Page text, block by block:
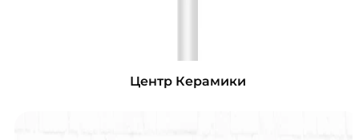
Центр Керамики